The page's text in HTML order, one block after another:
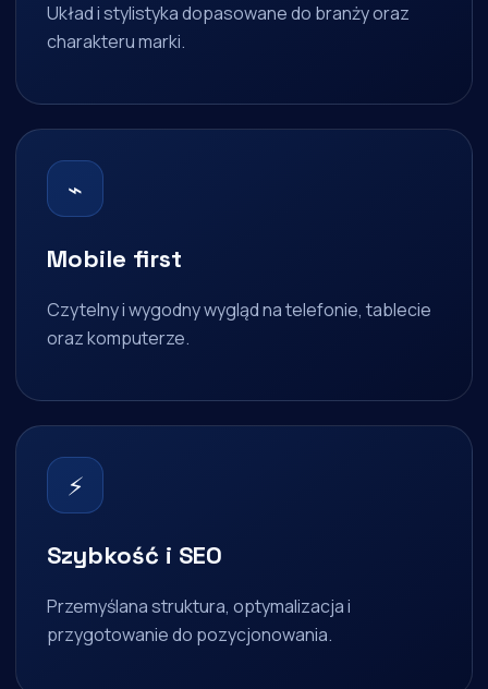
Układ i stylistyka dopasowane do branży oraz
charakteru marki.
⌁
Mobile first
Czytelny i wygodny wygląd na telefonie, tablecie
oraz komputerze.
⚡
Szybkość i SEO
Przemyślana struktura, optymalizacja i
przygotowanie do pozycjonowania.